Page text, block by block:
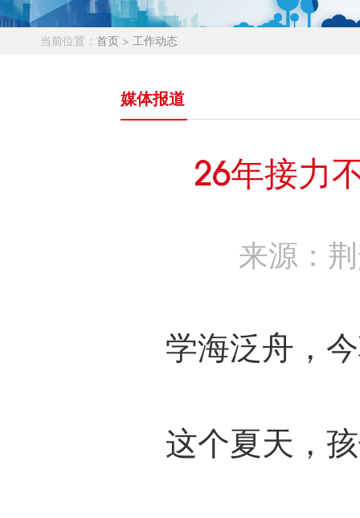
当前位置： 首页 > 工作动态
媒体报道
26年接力
来源：
学海泛舟，
这个夏天，